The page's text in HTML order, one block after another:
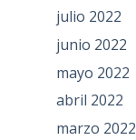
julio 2022
junio 2022
mayo 2022
abril 2022
marzo 2022